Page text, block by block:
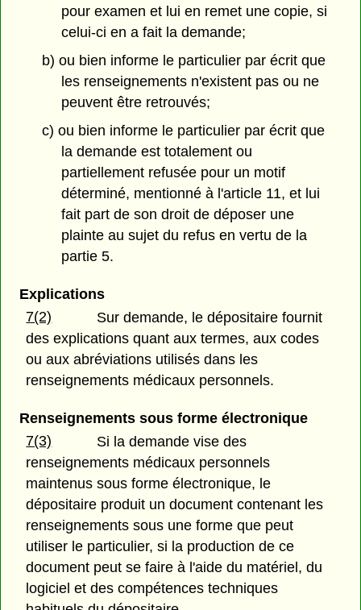
pour examen et lui en remet une copie, si
celui-ci en a fait la demande;
b) ou bien informe le particulier par écrit que
les renseignements n'existent pas ou ne
peuvent être retrouvés;
c) ou bien informe le particulier par écrit que
la demande est totalement ou
partiellement refusée pour un motif
déterminé, mentionné à l'article 11, et lui
fait part de son droit de déposer une
plainte au sujet du refus en vertu de la
partie 5.
Explications
7(2)
Sur demande, le dépositaire fournit
des explications quant aux termes, aux codes
ou aux abréviations utilisés dans les
renseignements médicaux personnels.
Renseignements sous forme électronique
7(3)
Si la demande vise des
renseignements médicaux personnels
maintenus sous forme électronique, le
dépositaire produit un document contenant les
renseignements sous une forme que peut
utiliser le particulier, si la production de ce
document peut se faire à l'aide du matériel, du
logiciel et des compétences techniques